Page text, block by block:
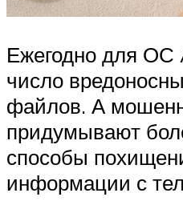
Ежегодно для ОС
число
файлов. А
придумывают
способы
информации с